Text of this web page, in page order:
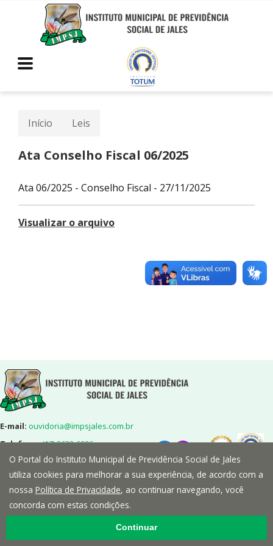
Início Leis
Ata Conselho Fiscal 06/2025
Ata 06/2025 - Conselho Fiscal - 27/11/2025
Visualizar o arquivo
E-mail: ouvidoria@impsjales.com.br
Telefone:(17) 3632-6906
Endereço: Rua 7,nº2072-Centro-
Jales/SP-CEP:15700-014
O Portal do Instituto Municipal de Previdência Social de Jales
utiliza cookies para melhorar a sua experiência, de acordo com a
nossa Política de Privacidade, ao continuar navegando, você
concorda com estas condições.
Continuar